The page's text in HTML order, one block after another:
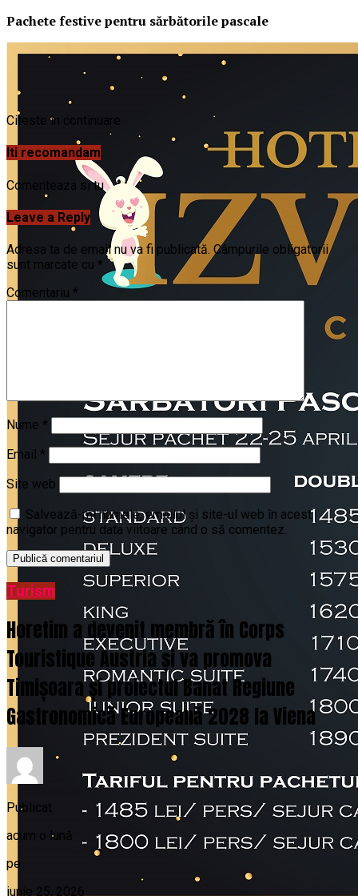
Pachete festive pentru sărbătorile pascale
Citeste in continuare
Iti recomandam
Comenteaza si tu
Leave a Reply
Adresa ta de email nu va fi publicată. Câmpurile obligatorii
sunt marcate cu *
Comentariu *
Nume *
Email *
Site web
Salvează-mi numele, emailul și site-ul web în acest
navigator pentru data viitoare când o să comentez.
Turism
Horetim a devenit membră în Corps
Touristique Austria și va promova
Timișoara și proiectul Banat Regiune
Gastronomică Europeană 2028 la Viena
Publicat
acum o lună
pe
iunie 25, 2026